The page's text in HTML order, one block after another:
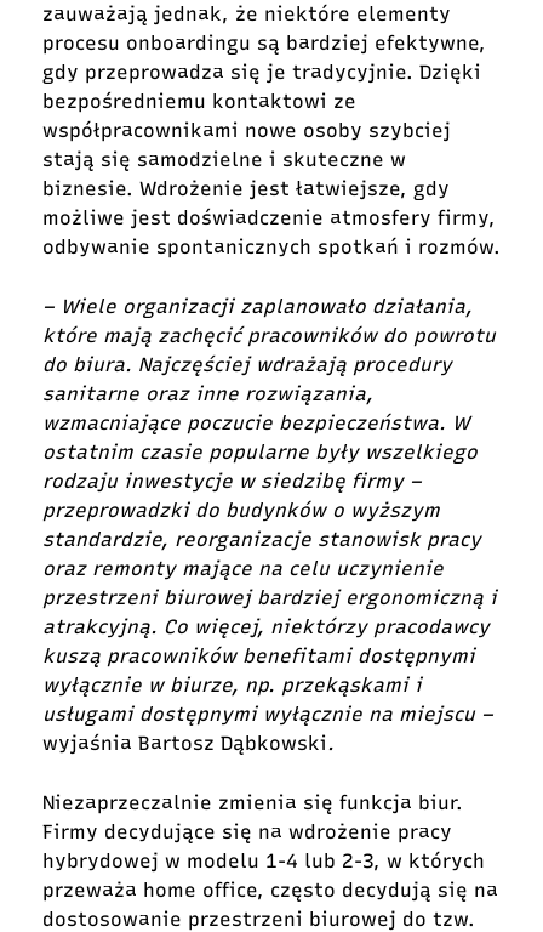
zauważają jednak, że niektóre elementy
procesu onboardingu są bardziej efektywne,
gdy przeprowadza się je tradycyjnie. Dzięki
bezpośredniemu kontaktowi ze
współpracownikami nowe osoby szybciej
stają się samodzielne i skuteczne w
biznesie. Wdrożenie jest łatwiejsze, gdy
możliwe jest doświadczenie atmosfery firmy,
odbywanie spontanicznych spotkań i rozmów.
– Wiele organizacji zaplanowało działania,
które mają zachęcić pracowników do powrotu
do biura. Najczęściej wdrażają procedury
sanitarne oraz inne rozwiązania,
wzmacniające poczucie bezpieczeństwa. W
ostatnim czasie popularne były wszelkiego
rodzaju inwestycje w siedzibę firmy –
przeprowadzki do budynków o wyższym
standardzie, reorganizacje stanowisk pracy
oraz remonty mające na celu uczynienie
przestrzeni biurowej bardziej ergonomiczną i
atrakcyjną. Co więcej, niektórzy pracodawcy
kuszą pracowników benefitami dostępnymi
wyłącznie w biurze, np. przekąskami i
usługami dostępnymi wyłącznie na miejscu –
wyjaśnia Bartosz Dąbkowski.
Niezaprzeczalnie zmienia się funkcja biur.
Firmy decydujące się na wdrożenie pracy
hybrydowej w modelu 1-4 lub 2-3, w których
przeważa home office, często decydują się na
dostosowanie przestrzeni biurowej do tzw.